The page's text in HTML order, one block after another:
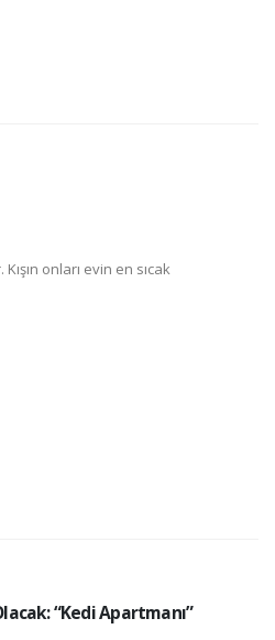
onları evin en sıcak
“Kedi Apartmanı”